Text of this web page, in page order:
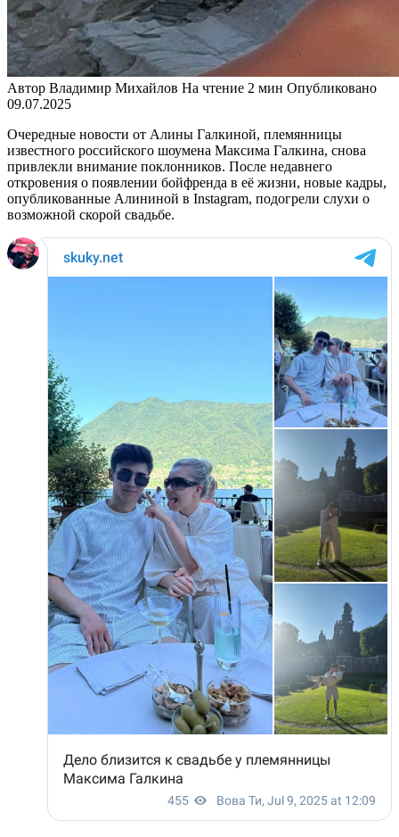
Автор Владимир Михайлов На чтение 2 мин Опубликовано
09.07.2025
Очередные новости от Алины Галкиной, племянницы
известного российского шоумена Максима Галкина, снова
привлекли внимание поклонников. После недавнего
откровения о появлении бойфренда в её жизни, новые кадры,
опубликованные Алининой в Instagram, подогрели слухи о
возможной скорой свадьбе.